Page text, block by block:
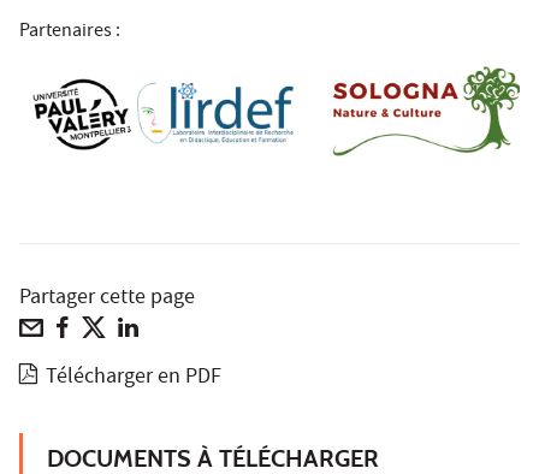
Partenaires :
Partager cette page
Télécharger en PDF
DOCUMENTS À TÉLÉCHARGER